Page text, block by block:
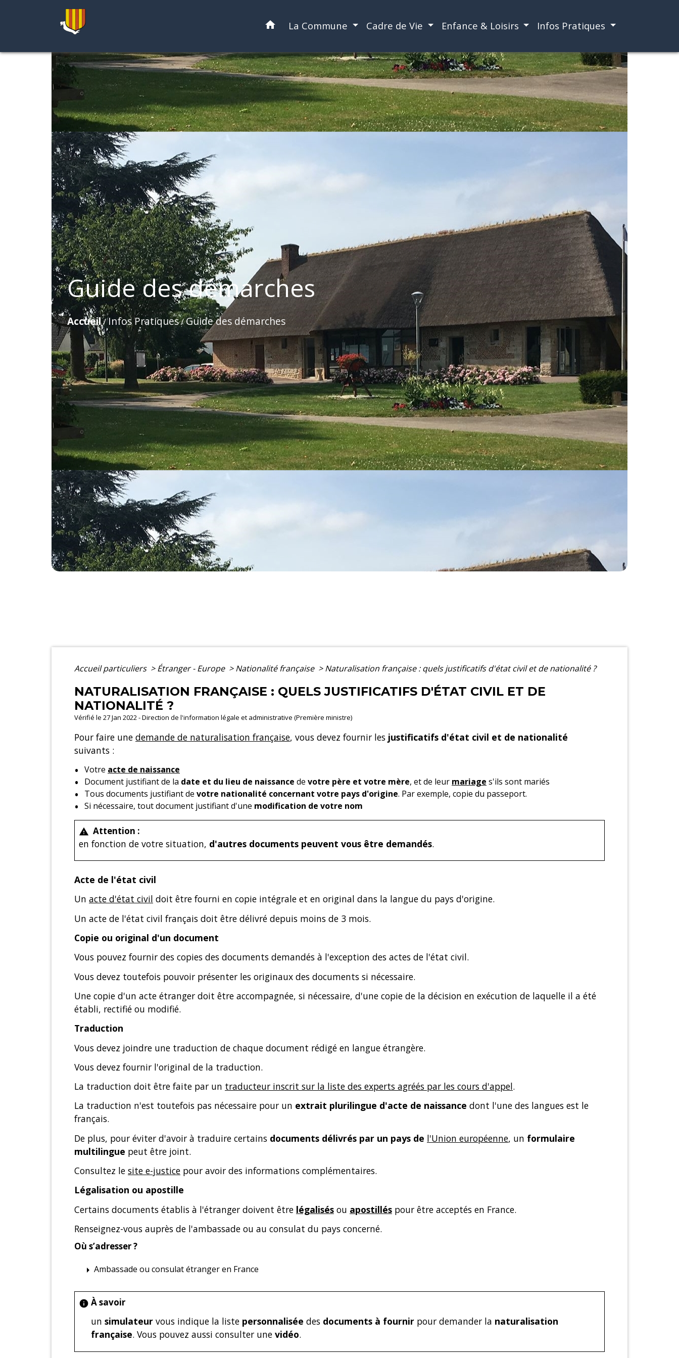
home La Commune Cadre de Vie Enfance & Loisirs Infos Pratiques
Guide des démarches
Accueil/Infos Pratiques/Guide des démarches
Accueil particuliers > Étranger - Europe > Nationalité française > Naturalisation française : quels justificatifs d'état civil et de nationalité ?
NATURALISATION FRANÇAISE : QUELS JUSTIFICATIFS D'ÉTAT CIVIL ET DE
NATIONALITÉ ?
Vérifié le 27 Jan 2022 - Direction de l'information légale et administrative (Première ministre)
Pour faire une demande de naturalisation française, vous devez fournir les justificatifs d'état civil et de nationalité
suivants :
Votre acte de naissance
Document justifiant de la date et du lieu de naissance de votre père et votre mère, et de leur mariage s'ils sont mariés
Tous documents justifiant de votre nationalité concernant votre pays d'origine. Par exemple, copie du passeport.
Si nécessaire, tout document justifiant d'une modification de votre nom
warning Attention :
en fonction de votre situation, d'autres documents peuvent vous être demandés.
Acte de l'état civil
Un acte d'état civil doit être fourni en copie intégrale et en original dans la langue du pays d'origine.
Un acte de l'état civil français doit être délivré depuis moins de 3 mois.
Copie ou original d'un document
Vous pouvez fournir des copies des documents demandés à l'exception des actes de l'état civil.
Vous devez toutefois pouvoir présenter les originaux des documents si nécessaire.
Une copie d'un acte étranger doit être accompagnée, si nécessaire, d'une copie de la décision en exécution de laquelle il a été
établi, rectifié ou modifié.
Traduction
Vous devez joindre une traduction de chaque document rédigé en langue étrangère.
Vous devez fournir l'original de la traduction.
La traduction doit être faite par un traducteur inscrit sur la liste des experts agréés par les cours d'appel.
La traduction n'est toutefois pas nécessaire pour un extrait plurilingue d'acte de naissance dont l'une des langues est le
français.
De plus, pour éviter d'avoir à traduire certains documents délivrés par un pays de l'Union européenne, un formulaire
multilingue peut être joint.
Consultez le site e-justice pour avoir des informations complémentaires.
Légalisation ou apostille
Certains documents établis à l'étranger doivent être légalisés ou apostillés pour être acceptés en France.
Renseignez-vous auprès de l'ambassade ou au consulat du pays concerné.
Où s’adresser ?
arrow_right Ambassade ou consulat étranger en France
info À savoir
un simulateur vous indique la liste personnalisée des documents à fournir pour demander la naturalisation
française. Vous pouvez aussi consulter une vidéo.